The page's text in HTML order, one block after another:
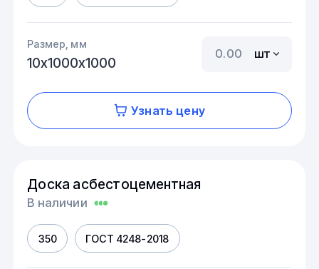
Размер, мм
10х1000х1000
шт
Узнать цену
Доска асбестоцементная
В наличии
350 ГОСТ 4248-2018